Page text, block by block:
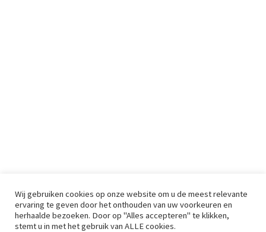
Wij gebruiken cookies op onze website om u de meest relevante
ervaring te geven door het onthouden van uw voorkeuren en
herhaalde bezoeken. Door op "Alles accepteren" te klikken,
stemt u in met het gebruik van ALLE cookies.